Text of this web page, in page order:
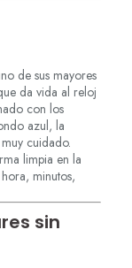
de sus mayores
da vida al reloj
con los
azul, la
cuidado.
limpia en la
minutos,
sin